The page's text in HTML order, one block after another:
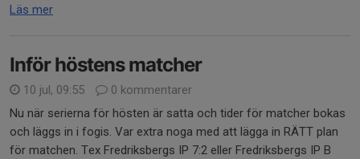
Läs mer
Inför höstens matcher
10 jul, 09:55
0 kommentarer
Nu när serierna för hösten är satta och tider för matcher bokas
och läggs in i fogis. Var extra noga med att lägga in RÄTT plan
för matchen. Tex Fredriksbergs IP 7:2 eller Fredriksbergs IP B